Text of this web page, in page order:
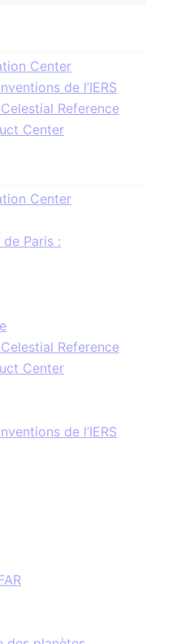
Center
de l’IERS
Reference
Center
Center
Paris :
Reference
Center
de l’IERS